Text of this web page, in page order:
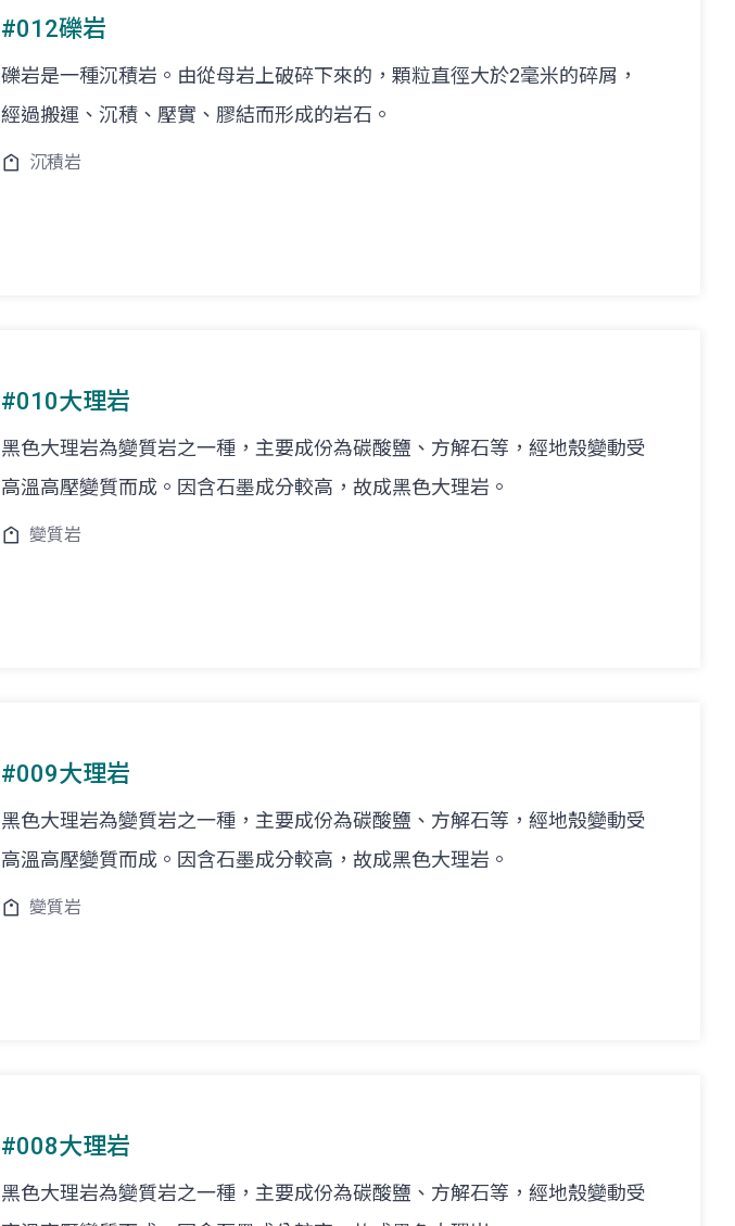
#012礫岩
礫岩是一種沉積岩。由從母岩上破碎下來的，顆粒直徑大於2毫米的碎屑，
經過搬運、沉積、壓實、膠結而形成的岩石。
沉積岩
#010大理岩
黑色大理岩為變質岩之一種，主要成份為碳酸鹽、方解石等，經地殼變動受
高溫高壓變質而成。因含石墨成分較高，故成黑色大理岩。
變質岩
#009大理岩
黑色大理岩為變質岩之一種，主要成份為碳酸鹽、方解石等，經地殼變動受
高溫高壓變質而成。因含石墨成分較高，故成黑色大理岩。
變質岩
#008大理岩
黑色大理岩為變質岩之一種，主要成份為碳酸鹽、方解石等，經地殼變動受